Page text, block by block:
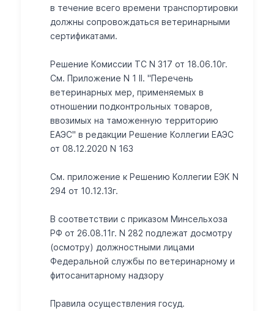
в течение всего времени транспортировки
должны сопровождаться ветеринарными
сертификатами.
Решение Комиссии ТС N 317 от 18.06.10г.
См. Приложение N 1 II. "Перечень
ветеринарных мер, применяемых в
отношении подконтрольных товаров,
ввозимых на таможенную территорию
ЕАЭС" в редакции Решение Коллегии ЕАЭС
от 08.12.2020 N 163
Cм. приложение к Решению Коллегии ЕЭК N
294 от 10.12.13г.
В соответствии с приказом Минсельхоза
РФ от 26.08.11г. N 282 подлежат досмотру
(осмотру) должностными лицами
Федеральной службы по ветеринарному и
фитосанитарному надзору
Правила осуществления госуд.